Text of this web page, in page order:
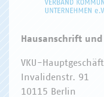
Hausanschrift
VKU-
Invalidenstr. 91
10115 Berlin